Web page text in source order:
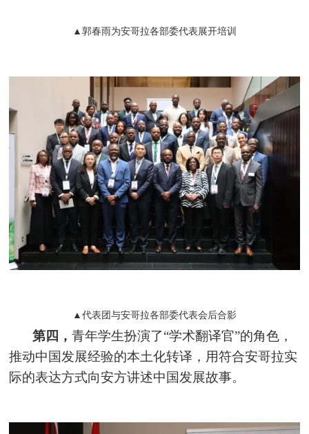
▲郭春雨为安哥拉各部委代表展开培训
▲代表团与安哥拉各部委代表会后合影
第四，青年学生扮演了“学术翻译官”的角色，
推动中国发展经验的本土化转译，用符合安哥拉实
际的表达方式向安方讲述中国发展故事。